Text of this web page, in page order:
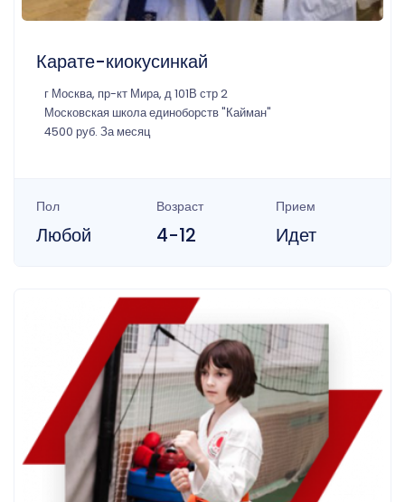
Карате-киокусинкай
г Москва, пр-кт Мира, д 101В стр 2
Московская школа единоборств "Кайман"
4500 руб. За месяц
Пол
Любой
Возраст
4-12
Прием
Идет